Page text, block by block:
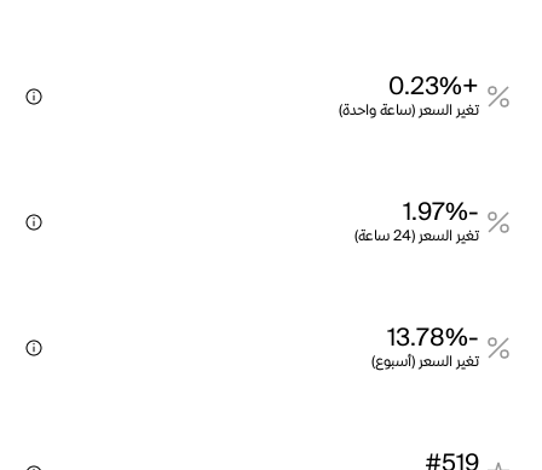
+0.23%
تغير السعر (ساعة واحدة)
-1.97%
تغير السعر (24 ساعة)
-13.78%
تغير السعر (أسبوع)